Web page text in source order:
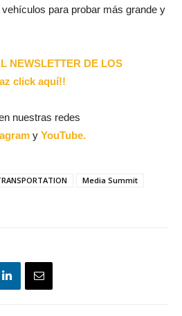
para probar más grande y
NEWSLETTER DE LOS
click aquí!!
nuestras redes
y YouTube.
Media Summit